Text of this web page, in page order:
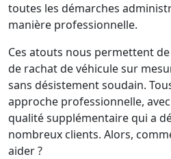
toutes les démarches
manière professionnelle.
Ces atouts nous permettent
de rachat de véhicule sur
sans désistement soudain.
approche professionnelle,
qualité supplémentaire qui a
nombreux clients. Alors,
aider ?